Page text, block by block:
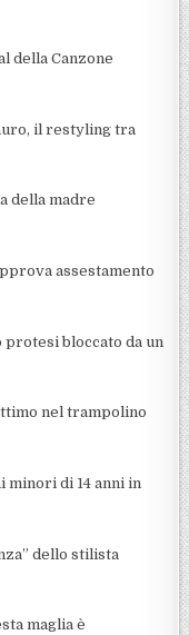
della Canzone
il restyling tra
della madre
assestamento
bloccato da un
nel trampolino
minori di 14 anni in
dello stilista
maglia è